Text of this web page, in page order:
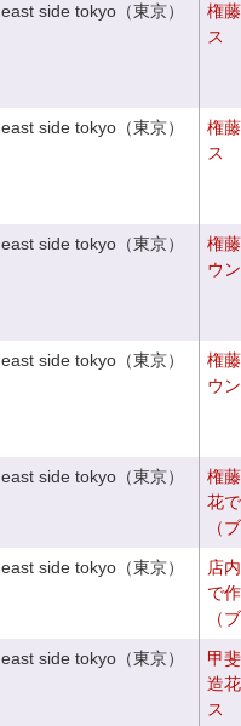
east side tokyo（東京）
権
ス
east side tokyo（東京）
権
ス
east side tokyo（東京）
権
ウ
east side tokyo（東京）
権
ウ
east side tokyo（東京）
権
花
（
east side tokyo（東京）
店
で
（
east side tokyo（東京）
甲
造
ス